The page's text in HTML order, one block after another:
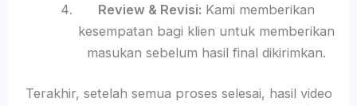
Review & Revisi: Kami memberikan
kesempatan bagi klien untuk memberikan
masukan sebelum hasil final dikirimkan.
Terakhir, setelah semua proses selesai, hasil video